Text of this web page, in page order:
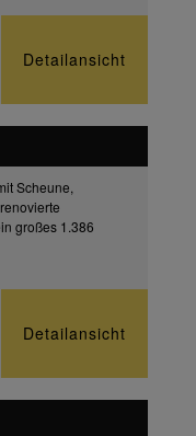
Detailansicht
Scheune,
großes 1.386
Detailansicht